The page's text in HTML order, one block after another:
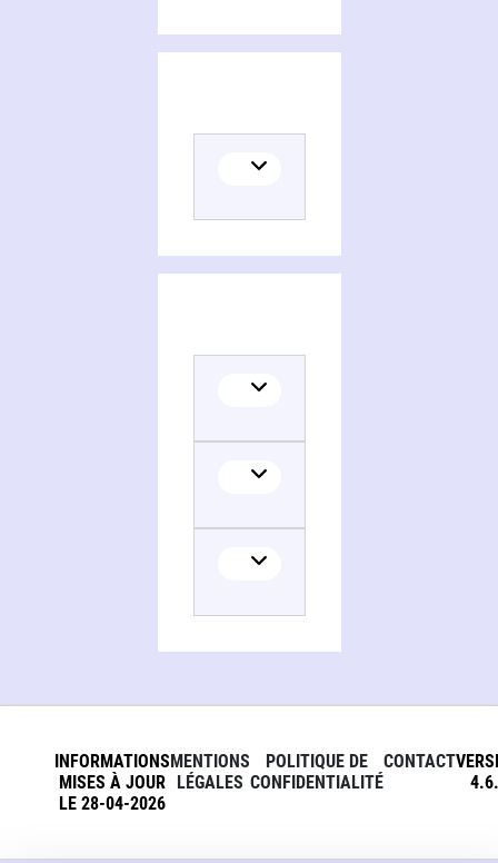
INFORMATIONS
MISES À JOUR
LE 28-04-2026
MENTIONS
LÉGALES
POLITIQUE DE
CONFIDENTIALITÉ
CONTACT